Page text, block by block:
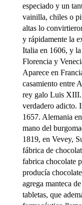
especiado y un
vainilla, chiles o
altas lo
y rápidamente la
Italia en 1606, y la
Florencia y
Aparece en
casamiento entre
rey galo Luis XIII.
verdadero adicto.
1657. Alemania
mano del
1819, en Vevey,
fábrica de
fabrica chocolate
producía
agrega manteca
tabletas, que